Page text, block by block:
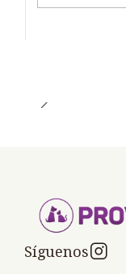
Cantidad
Síguenos